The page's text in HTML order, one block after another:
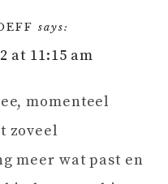
says:
at 11:15 am
momenteel
zoveel
meer wat past en